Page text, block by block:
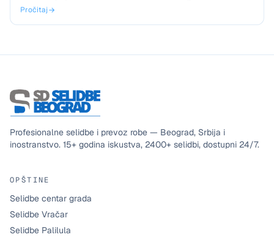
Pročitaj
Profesionalne selidbe i prevoz robe — Beograd, Srbija i
inostranstvo. 15+ godina iskustva, 2400+ selidbi, dostupni 24/7.
OPŠTINE
Selidbe centar grada
Selidbe Vračar
Selidbe Palilula